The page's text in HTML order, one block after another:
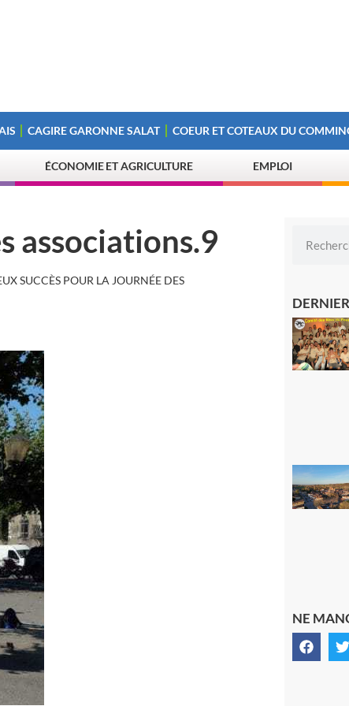
CAGIRE GARONNE SALAT COEUR ET COTEAUX DU
ÉCONOMIE ET AGRICULTURE EMPLOI
associations.9
SUCCÈS POUR LA JOURNÉE DES
NE